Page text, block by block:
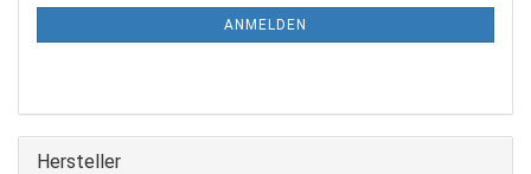
ANMELDEN
Hersteller